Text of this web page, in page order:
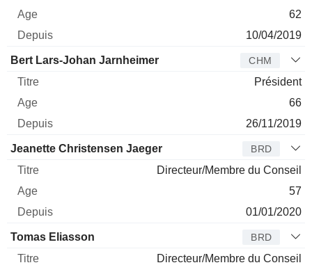
62
10/04/2019
Bert Lars-Johan Jarnheimer CHM
Président
66
26/11/2019
Jeanette Christensen Jaeger BRD
Directeur/Membre du Conseil
57
01/01/2020
Tomas Eliasson BRD
Directeur/Membre du Conseil